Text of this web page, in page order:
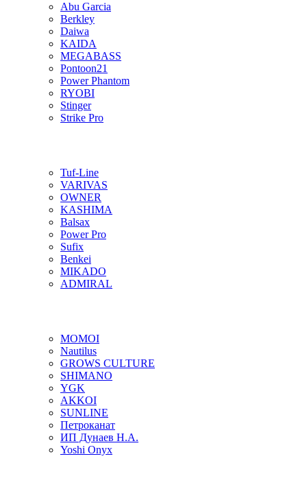
Abu Garcia
Berkley
Daiwa
KAIDA
MEGABASS
Pontoon21
Power Phantom
RYOBI
Stinger
Strike Pro
Tuf-Line
VARIVAS
OWNER
KASHIMA
Balsax
Power Pro
Sufix
Benkei
MIKADO
ADMIRAL
MOMOI
Nautilus
GROWS CULTURE
SHIMANO
YGK
AKKOI
SUNLINE
Петроканат
ИП Дунаев Н.А.
Yoshi Onyx